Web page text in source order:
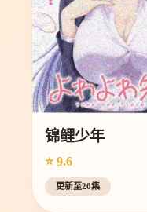
锦鲤少年
⭐ 9.6
更新至20集